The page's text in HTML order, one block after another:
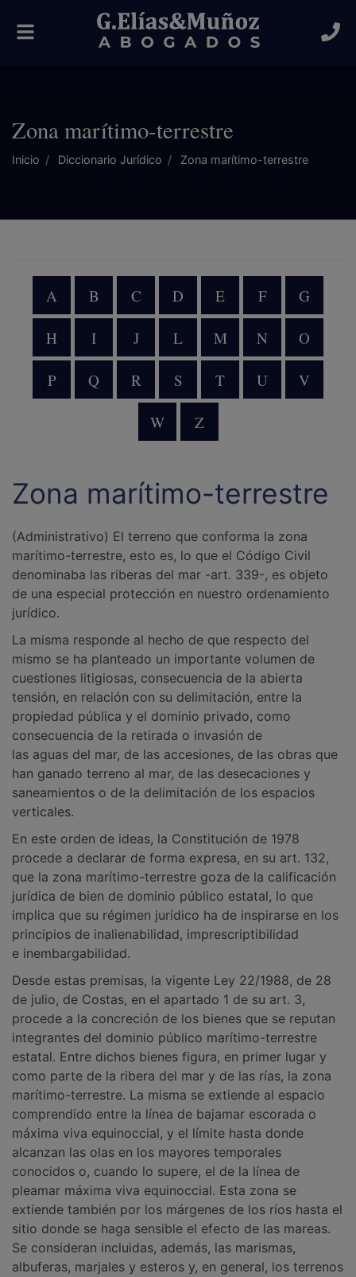
Alternar
navegación
Zona marítimo-terrestre
Inicio Diccionario Jurídico Zona marítimo-terrestre
A B C D E F G
H I J L M N O
P Q R S T U V
W Z
Zona marítimo-terrestre
(Administrativo) El terreno que conforma la zona
marítimo-terrestre, esto es, lo que el Código Civil
denominaba las riberas del mar -art. 339-, es objeto
de una especial protección en nuestro ordenamiento
jurídico.
La misma responde al hecho de que respecto del
mismo se ha planteado un importante volumen de
cuestiones litigiosas, consecuencia de la abierta
tensión, en relación con su delimitación, entre la
propiedad pública y el dominio privado, como
consecuencia de la retirada o invasión de
las aguas del mar, de las accesiones, de las obras que
han ganado terreno al mar, de las desecaciones y
saneamientos o de la delimitación de los espacios
verticales.
En este orden de ideas, la Constitución de 1978
procede a declarar de forma expresa, en su art. 132,
que la zona marítimo-terrestre goza de la calificación
jurídica de bien de dominio público estatal, lo que
implica que su régimen jurídico ha de inspirarse en los
principios de inalienabilidad, imprescriptibilidad
e inembargabilidad.
Desde estas premisas, la vigente Ley 22/1988, de 28
de julio, de Costas, en el apartado 1 de su art. 3,
procede a la concreción de los bienes que se reputan
integrantes del dominio público marítimo-terrestre
estatal. Entre dichos bienes figura, en primer lugar y
como parte de la ribera del mar y de las rías, la zona
marítimo-terrestre. La misma se extiende al espacio
comprendido entre la línea de bajamar escorada o
máxima viva equinoccial, y el límite hasta donde
alcanzan las olas en los mayores temporales
conocidos o, cuando lo supere, el de la línea de
pleamar máxima viva equinoccial. Esta zona se
extiende también por los márgenes de los ríos hasta el
sitio donde se haga sensible el efecto de las mareas.
Se consideran incluidas, además, las marismas,
albuferas, marjales y esteros y, en general, los terrenos